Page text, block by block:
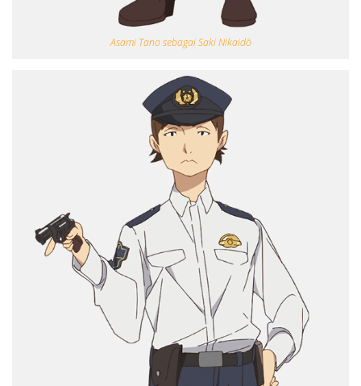
Asami Tano sebagai Saki Nikaidō